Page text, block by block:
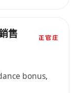
薪豪宅市場，
台同制度幫你
售
bonus,